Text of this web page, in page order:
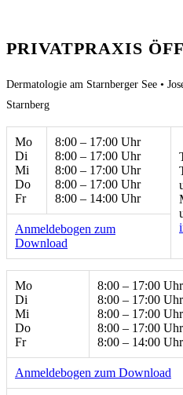
PRIVATPRAXIS
Dermatologie am Starnberger See •
Starnberg
Mo
Di
Mi
Do
Fr
8:00 – 17:00 Uhr
8:00 – 17:00 Uhr
8:00 – 17:00 Uhr
8:00 – 17:00 Uhr
8:00 – 14:00 Uhr
Anmeldebogen zum
Download
Mo
Di
Mi
Do
Fr
8:00 – 17:00 Uhr
8:00 – 17:00 Uhr
8:00 – 17:00 Uhr
8:00 – 17:00 Uhr
8:00 – 14:00 Uhr
Anmeldebogen zum Download